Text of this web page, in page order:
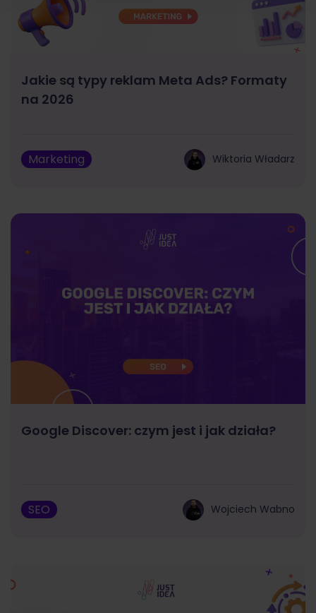
Jakie są typy reklam Meta Ads? Formaty
na 2026
Marketing Wiktoria Władarz
Google Discover: czym jest i jak działa?
SEO Wojciech Wabno